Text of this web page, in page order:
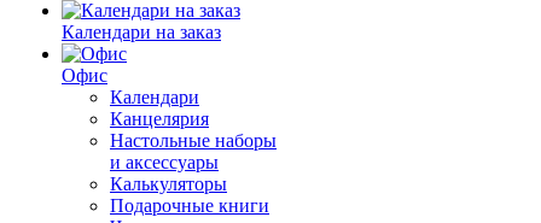
Календари на заказ
Офис
Календари
Канцелярия
Настольные наборы
и аксессуары
Калькуляторы
Подарочные книги